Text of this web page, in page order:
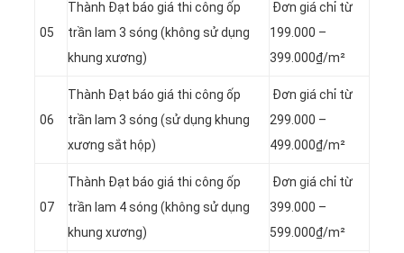
05
Thành Đạt báo giá thi công ốp
trần lam 3 sóng (không sử dụng
khung xương)
Đơn giá chỉ từ
199.000 –
399.000₫/m²
06
Thành Đạt báo giá thi công ốp
trần lam 3 sóng (sử dụng khung
xương sắt hộp)
Đơn giá chỉ từ
299.000 –
499.000₫/m²
07
Thành Đạt báo giá thi công ốp
trần lam 4 sóng (không sử dụng
khung xương)
Đơn giá chỉ từ
399.000 –
599.000₫/m²